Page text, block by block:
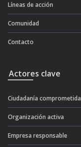
Líneas de acción
Comunidad
Contacto
Actores clave
Ciudadanía comprometida
Organización activa
Empresa responsable